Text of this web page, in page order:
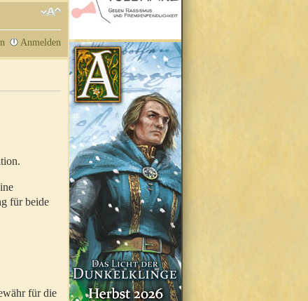
Anmelden
für beide
für die